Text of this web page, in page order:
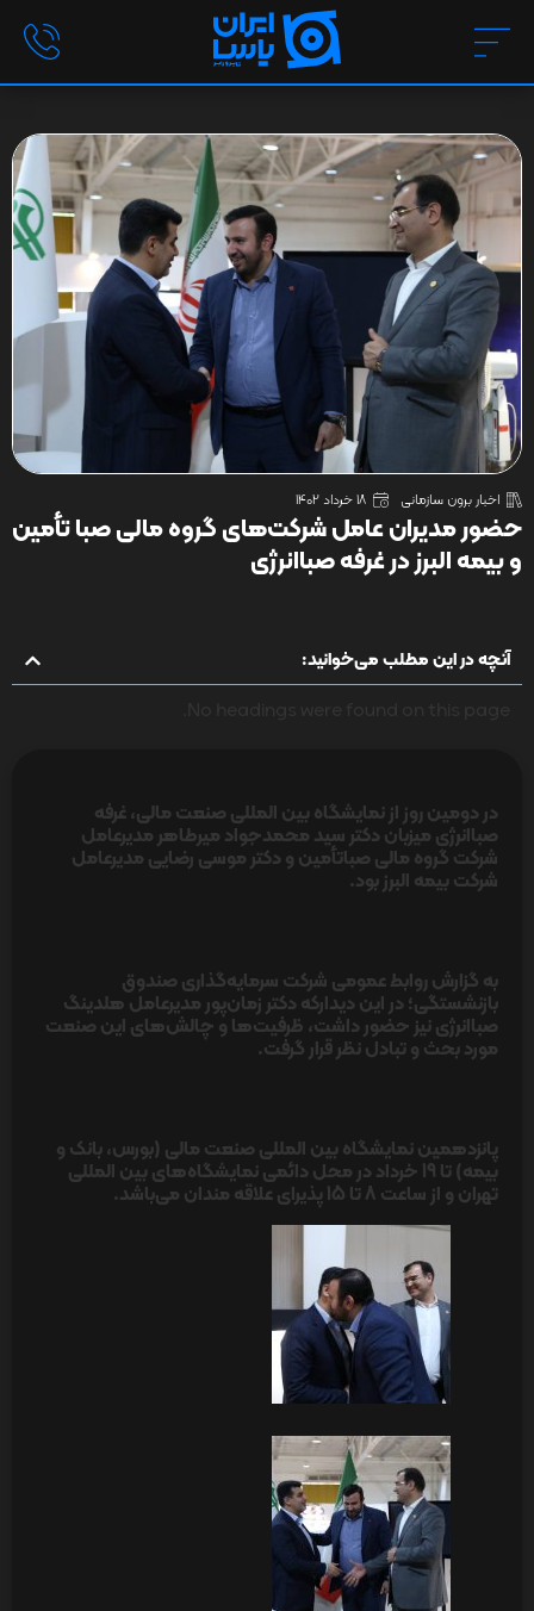
اخبار برون سازمانی 18 خرداد 1402
حضور مدیران عامل شرکت‌های گروه مالی صبا تأمین
و بیمه البرز در غرفه صباانرژی
آنچه در این مطلب می‌خوانید:
در دومین روز از نمایشگاه بین المللی صنعت مالی، غرفه
صباانرژی میزبان دکتر سید محمدجواد میرطاهر مدیرعامل
شرکت گروه مالی صباتأمین و دکتر موسی رضایی مدیرعامل
شرکت بیمه البرز بود.
به گزارش روابط عمومی شرکت سرمایه‌گذاری صندوق
بازنشستگی؛ در این دیدارکه دکتر زمان‌پور مدیرعامل هلدینگ
صباانرژی نیز حضور داشت، ظرفیت‌ها و چالش‌های این صنعت
مورد بحث و تبادل نظر قرار گرفت.
پانزدهمین نمایشگاه بین المللی صنعت مالی (بورس، بانک و
بیمه) تا 19 خرداد در محل دائمی نمایشگاه‌های بین المللی
تهران و از ساعت 8 تا 15 پذیرای علاقه مندان می‌باشد.